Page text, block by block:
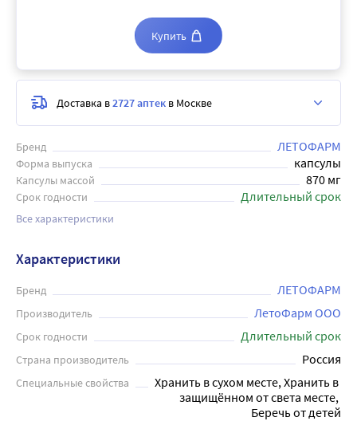
Бренд ЛЕТОФАРМ
Форма выпуска капсулы
Капсулы массой 870 мг
Срок годности Длительный срок
Все характеристики
Купить
Доставка в2727 аптек в Москве
Характеристики
Бренд ЛЕТОФАРМ
Производитель ЛетоФарм ООО
Срок годности Длительный срок
Страна производитель Россия
Специальные свойства
Хранить в сухом месте, Хранить в
защищённом от света месте,
Беречь от детей